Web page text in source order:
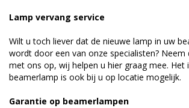
Lamp vervang service
Wilt u toch liever dat de nieuwe lamp in uw
wordt door een van onze specialisten? Neem
met ons op, wij helpen u hier graag mee. Het
beamerlamp is ook bij u op locatie mogelijk.
Garantie op beamerlampen